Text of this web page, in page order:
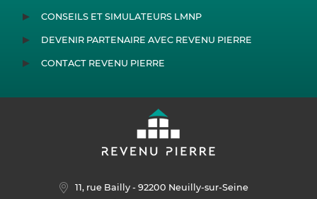
CONSEILS ET SIMULATEURS LMNP
DEVENIR PARTENAIRE AVEC REVENU PIERRE
CONTACT REVENU PIERRE
11, rue Bailly- 92200 Neuilly-sur-Seine